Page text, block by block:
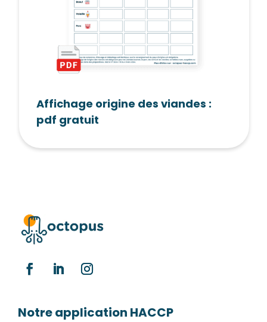
Affichage origine des viandes :
pdf gratuit
Notre application HACCP